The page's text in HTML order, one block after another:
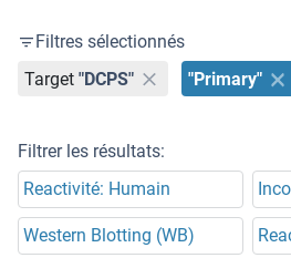
Filtres sélectionnés
Target "DCPS" "Primary"
Filtrer les résultats:
Reactivité: Humain
Western Blotting (WB)